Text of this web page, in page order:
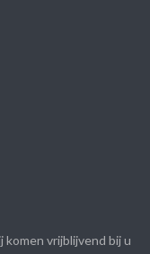
vrijblijvend bij u